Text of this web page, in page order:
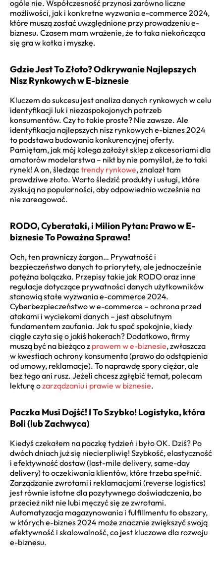
ogóle nie. Współczesność przynosi zarówno liczne
możliwości, jak i konkretne wyzwania e-commerce 2024,
które muszą zostać uwzględnione przy prowadzeniu e-
biznesu. Czasem mam wrażenie, że to taka niekończąca
się gra w kotka i myszkę.
Gdzie Jest To Złoto? Odkrywanie Najlepszych
Nisz Rynkowych w E-biznesie
Kluczem do sukcesu jest analiza danych rynkowych w celu
identyfikacji luk i niezaspokojonych potrzeb
konsumentów. Czy to takie proste? Nie zawsze. Ale
identyfikacja najlepszych nisz rynkowych e-biznes 2024
to podstawa budowania konkurencyjnej oferty.
Pamiętam, jak mój kolega założył sklep z akcesoriami dla
amatorów modelarstwa – nikt by nie pomyślał, że to taki
rynek! A on, śledząctrendy rynkowe, znalazł tam
prawdziwe złoto. Warto śledzić produkty i usługi, które
zyskują na popularności, aby odpowiednio wcześnie na
nie zareagować.
RODO, Cyberataki, i Milion Pytan: Prawo w E-
biznesie To Poważna Sprawa!
Och, ten prawniczy żargon… Prywatność i
bezpieczeństwo danych to priorytety, ale jednocześnie
potężna bolączka. Przepisy takie jak RODO oraz inne
regulacje dotyczące prywatności danych użytkowników
stanowią stałe wyzwania e-commerce 2024.
Cyberbezpieczeństwo w e-commerce – ochrona przed
atakami i wyciekami danych – jest absolutnym
fundamentem zaufania. Jak tu spać spokojnie, kiedy
ciągle czyta się o jakiś hakerach? Dodatkowo, firmy
muszą być na bieżąco z prawem w e-biznesie, zwłaszcza
w kwestiach ochrony konsumenta (prawo do odstąpienia
od umowy, reklamacje). To naprawdę spory ciężar, ale
bez tego ani rusz. Jeżeli chcesz zgłębić temat, polecam
lekturę ozarządzaniu i prawie w biznesie.
Paczka Musi Dojść! I To Szybko! Logistyka, która
Boli (lub Zachwyca)
Kiedyś czekałem na paczkę tydzień i było OK. Dziś? Po
dwóch dniach już się niecierpliwię! Szybkość, elastyczność
i efektywność dostaw (last-mile delivery, same-day
delivery) to oczekiwania klientów, które trzeba spełnić.
Zarządzanie zwrotami i reklamacjami (reverse logistics)
jest równie istotne dla pozytywnego doświadczenia, bo
przecież nikt nie lubi męczyć się ze zwrotami.
Automatyzacja magazynowania i fulfillmentu to obszary,
w których e-biznes 2024 może znacznie zwiększyć swoją
efektywność i skalowalność, co jest kluczowe dla rozwoju
e-biznesu.